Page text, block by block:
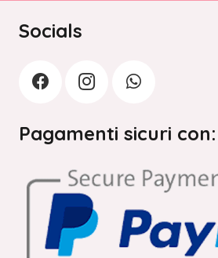
Socials
Pagamenti sicuri con: